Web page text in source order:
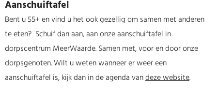
Aanschuiftafel
Bent u 55+ en vind u het ook gezellig om samen met anderen
te eten? Schuif dan aan, aan onze aanschuiftafel in
dorpscentrum MeerWaarde. Samen met, voor en door onze
dorpsgenoten. Wilt u weten wanneer er weer een
aanschuiftafel is, kijk dan in de agenda van deze website.